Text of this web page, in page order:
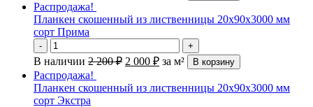
Распродажа!
Планкен скошенный из лиственницы 20х90х3000 мм
сорт Прима
- +
В наличии 2 200₽ 2 000 ₽ за м² В корзину
Распродажа!
Планкен скошенный из лиственницы 20х90х3000 мм
сорт Экстра